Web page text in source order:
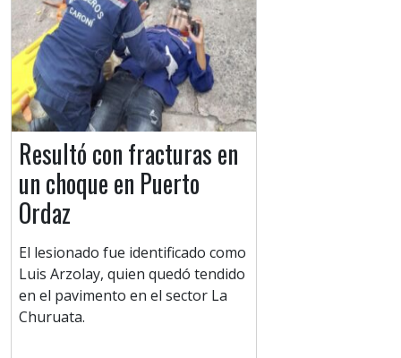
Resultó con fracturas en
un choque en Puerto
Ordaz
El lesionado fue identificado como
Luis Arzolay, quien quedó tendido
en el pavimento en el sector La
Churuata.